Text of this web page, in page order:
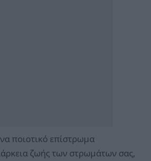
ποιοτικό επίστρωμα
ζωής των στρωμάτων σας,